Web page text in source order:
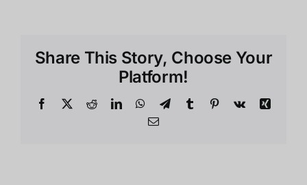
คุณ
บน
Share This Story, Choose Your
Platform!
Facebook
X RedditLinkedInWhatsApp
TelegramTumblr Pinterest
Vk
Xing
Email